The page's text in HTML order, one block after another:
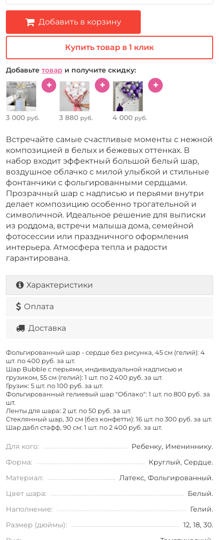
Добавить в корзину
Купить товар в 1 клик
Добавьте товар и получите скидку:
3 000 руб. 3 880 руб. 4 000 руб.
Встречайте самые счастливые моменты с нежной
композицией в белых и бежевых оттенках. В
набор входит эффектный большой белый шар,
воздушное облачко с милой улыбкой и стильные
фонтанчики с фольгированными сердцами.
Прозрачный шар с надписью и перьями внутри
делает композицию особенно трогательной и
символичной. Идеальное решение для выписки
из роддома, встречи малыша дома, семейной
фотосессии или праздничного оформления
интерьера. Атмосфера тепла и радости
гарантирована.
Характеристики
Оплата
Доставка
Фольгированный шар - сердце без рисунка, 45 см (гелий): 4
шт. по 400 руб. за шт.
Шар Bubble с перьями, индивидуальной надписью и
грузиком, 55 см (гелий): 1 шт. по 2 400 руб. за шт.
Грузик: 5 шт. по 100 руб. за шт.
Фольгированный гелиевый шар "Облако": 1 шт. по 800 руб. за
шт.
Ленты для шара: 2 шт. по 50 руб. за шт.
Стеклянный шар, 30 см (без конфетти): 16 шт. по 300 руб. за шт.
Шар дабл стафф, 90 см: 1 шт. по 2 400 руб. за шт.
Для кого:
Ребенку, Имениннику.
Форма:
Круглый, Сердце.
Материал:
Латекс, Фольгированный.
Цвет шара:
Белый.
Наполнение:
Гелий.
Размер (дюймы):
12, 18, 30.